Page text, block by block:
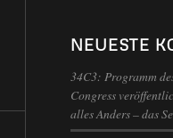
NEUESTE
34C3: Programm
Congress
alles Anders – das